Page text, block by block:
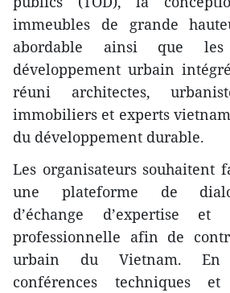
immeubles de grande
abordable ainsi que
développement urbain
réuni architectes,
immobiliers et experts
du développement durable.
Les organisateurs souhaitent
une plateforme de
d’échange d’expertise et
professionnelle afin de
urbain du Vietnam. En
conférences techniques